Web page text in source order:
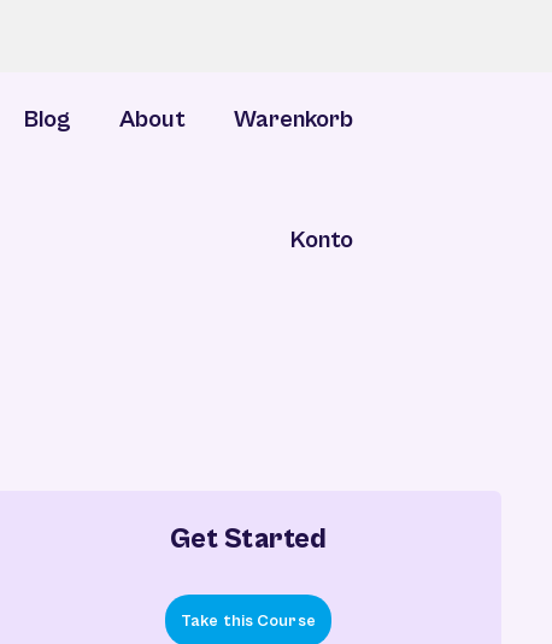
Blog About Warenkorb
Konto
Get Started
Take this Course